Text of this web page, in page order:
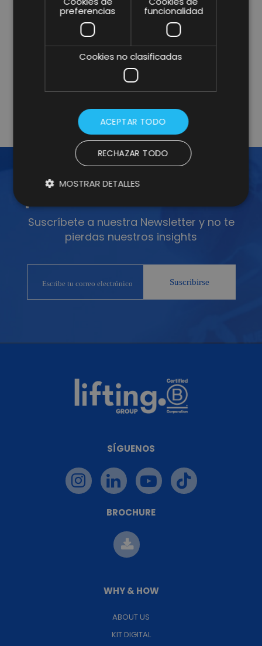
* campos obligatorios.
He leído y acepto la
Política de Privacidad y Aviso
y consiento expresamente a Lifting Group para
que utilice la información que proporciono en este
formulario para estar en contacto conmigo y para
Más información
¡ÚNETE A LA NEWSLETTER!
Suscríbete a nuestra Newsletter y no te
pierdas nuestros insights
SÍGUENOS
BROCHURE
WHY & HOW
ABOUT US
KIT DIGITAL
preferencias funcionalidad
Cookies no clasificadas
ACEPTAR TODO
RECHAZAR TODO
MOSTRAR DETALLES